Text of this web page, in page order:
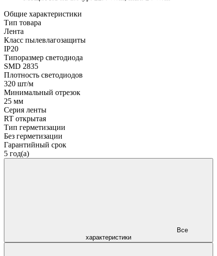
Общие характеристики
Тип товара
Лента
Класс пылевлагозащиты
IP20
Типоразмер светодиода
SMD 2835
Плотность светодиодов
320 шт/м
Минимальный отрезок
25 мм
Серия ленты
RT открытая
Тип герметизации
Без герметизации
Гарантийный срок
5 год(а)
характеристики